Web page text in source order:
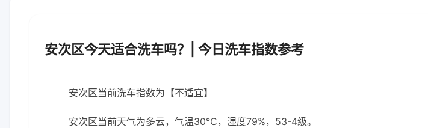
安次区今天适合洗车吗？| 今日洗车指数参考
安次区当前洗车指数为【不适宜】
安次区当前天气为多云，气温30℃，湿度79%，53-4级。